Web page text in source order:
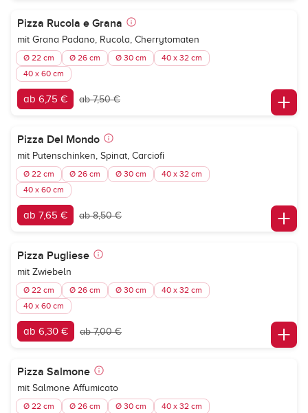
Pizza Rucola e Grana
mit Grana Padano, Rucola, Cherrytomaten
Ø 22 cm Ø 26 cm Ø 30 cm
40 x 32 cm
40 x 60 cm
ab 6,75 € ab 7,50 €
Pizza Del Mondo
mit Putenschinken, Spinat, Carciofi
Ø 22 cm Ø 26 cm Ø 30 cm
40 x 32 cm
40 x 60 cm
ab 7,65 € ab 8,50 €
Pizza Pugliese
mit Zwiebeln
Ø 22 cm Ø 26 cm Ø 30 cm
40 x 32 cm
40 x 60 cm
ab 6,30 € ab 7,00 €
Pizza Salmone
mit Salmone Affumicato
Ø 22 cm Ø 26 cm Ø 30 cm
40 x 32 cm